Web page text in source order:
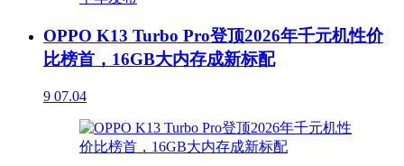
OPPO K13 Turbo Pro登顶2026年千元机性价
比榜首，16GB大内存成新标配
9 07.04